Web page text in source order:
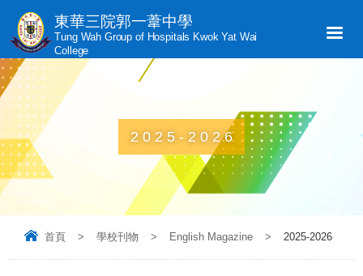
東華三院郭一葦中學
Tung Wah Group of Hospitals Kwok Yat Wai
College
2025-2026
首頁 > 學校刊物 > English Magazine > 2025-2026